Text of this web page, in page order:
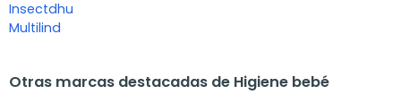
Insectdhu
Multilind
Otras marcas destacadas de Higiene bebé